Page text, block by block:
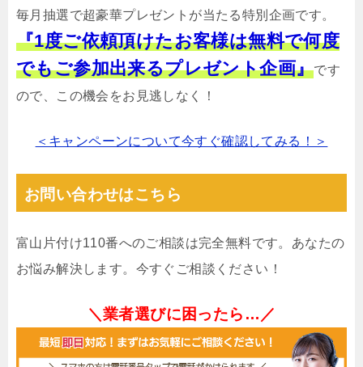
毎月抽選で超豪華プレゼントが当たる特別企画です。
『1度ご依頼頂けたお客様は無料で何度
でもご参加出来るプレゼント企画』です
ので、この機会をお見逃しなく！
＜キャンペーンについて今すぐ確認してみる！＞
お問い合わせはこちら
富山片付け110番へのご相談は完全無料です。あなたの
お悩み解決します。今すぐご相談ください！
＼業者選びに困ったら…／